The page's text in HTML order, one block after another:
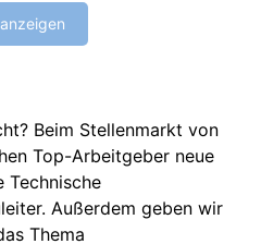
Beim Stellenmarkt von
Top-Arbeitgeber neue
Technische
Außerdem geben wir
Thema